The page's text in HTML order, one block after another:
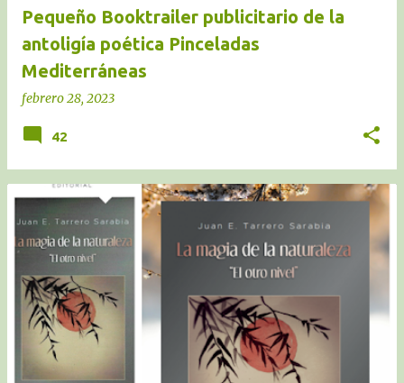
Pequeño Booktrailer publicitario de la
antoligía poética Pinceladas
Mediterráneas
febrero 28, 2023
42